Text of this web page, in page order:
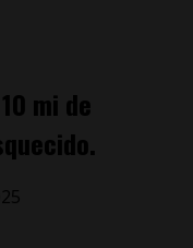
mi de